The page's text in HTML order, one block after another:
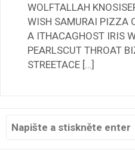
WOLFTALLAH
WISH SAMURAI PIZZA
A ITHACAGHOST IRIS
PEARLSCUT THROAT
STREETACE […]
Hledat: